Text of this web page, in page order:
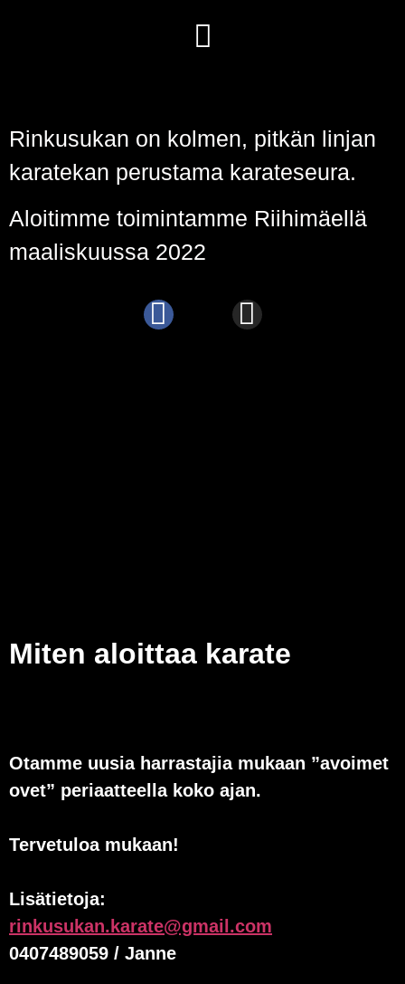
Rinkusukan on kolmen, pitkän linjan
karatekan perustama karateseura.
Aloitimme toimintamme Riihimäellä
maaliskuussa 2022
Miten aloittaa karate
Otamme uusia harrastajia mukaan ”avoimet
ovet” periaatteella koko ajan.
Tervetuloa mukaan!
Lisätietoja:
rinkusukan.karate@gmail.com
0407489059 / Janne